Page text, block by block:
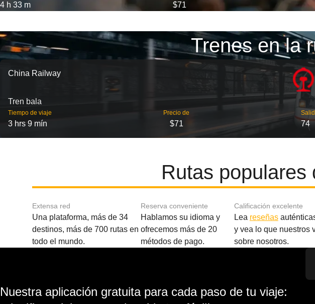
4 h 33 m $71
Trenes en la
China Railway
Tren bala
Tiempo de viaje
3 hrs 9 mín
Precio de
$71 74
Rutas populares
Extensa red
Una plataforma, más de 34
destinos, más de 700 rutas en
todo el mundo.
Reserva conveniente
Hablamos su idioma y
ofrecemos más de 20
métodos de pago.
Calificación excelente
Lea reseñas
y vea lo que nuestros
sobre nosotros.
Nuestra aplicación gratuita para cada paso de tu viaje: